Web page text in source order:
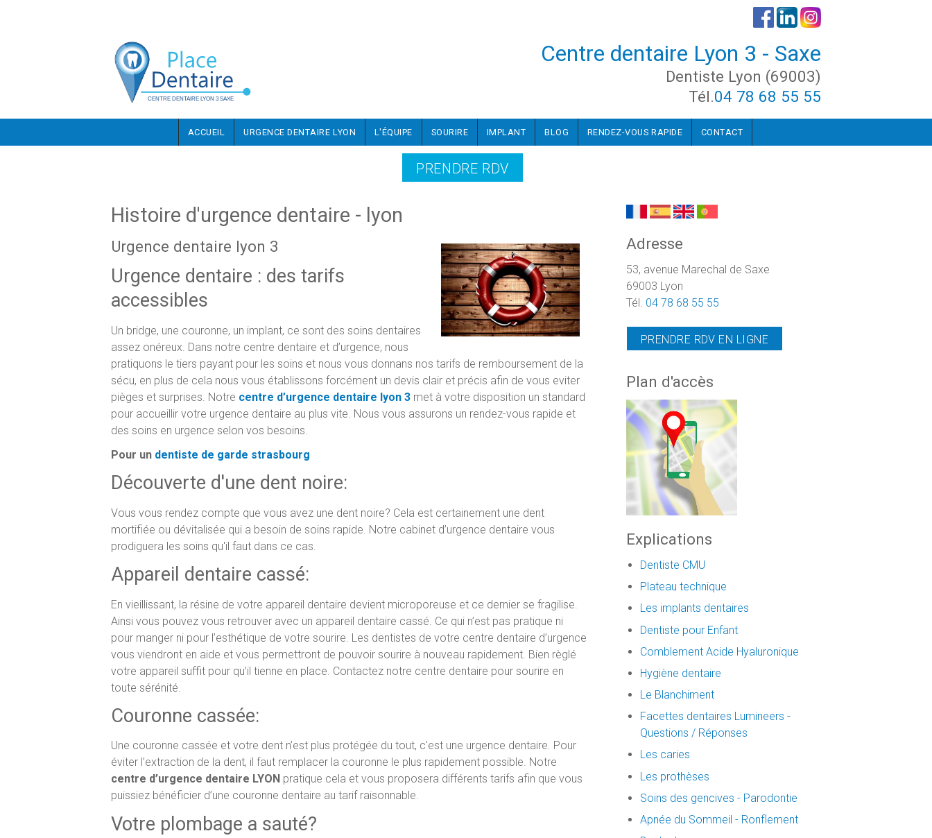
Centre dentaire Lyon 3 - Saxe
Dentiste Lyon (69003)
Tél.04 78 68 55 55
ACCUEIL URGENCE DENTAIRE LYON L'ÉQUIPE SOURIRE IMPLANT BLOG RENDEZ-VOUS RAPIDE CONTACT
PRENDRE RDV
Histoire d'urgence dentaire - lyon
Urgence dentaire lyon 3
Urgence dentaire : des tarifs
accessibles
Un bridge, une couronne, un implant, ce sont des soins dentaires
assez onéreux. Dans notre centre dentaire et d’urgence, nous
pratiquons le tiers payant pour les soins et nous vous donnans nos tarifs de remboursement de la
sécu, en plus de cela nous vous établissons forcément un devis clair et précis afin de vous eviter
pièges et surprises. Notre centre d’urgence dentaire lyon 3 met à votre disposition un standard
pour accueillir votre urgence dentaire au plus vite. Nous vous assurons un rendez-vous rapide et
des soins en urgence selon vos besoins.
Pour un dentiste de garde strasbourg
Découverte d'une dent noire:
Vous vous rendez compte que vous avez une dent noire? Cela est certainement une dent
mortifiée ou dévitalisée qui a besoin de soins rapide. Notre cabinet d’urgence dentaire vous
prodiguera les soins qu'il faut dans ce cas.
Appareil dentaire cassé:
En vieillissant, la résine de votre appareil dentaire devient microporeuse et ce dernier se fragilise.
Ainsi vous pouvez vous retrouver avec un appareil dentaire cassé. Ce qui n’est pas pratique ni
pour manger ni pour l’esthétique de votre sourire. Les dentistes de votre centre dentaire d’urgence
vous viendront en aide et vous permettront de pouvoir sourire à nouveau rapidement. Bien règlé
votre appareil suffit pour qu’il tienne en place. Contactez notre centre dentaire pour sourire en
toute sérénité.
Couronne cassée:
Une couronne cassée et votre dent n’est plus protégée du tout, c'est une urgence dentaire. Pour
éviter l’extraction de la dent, il faut remplacer la couronne le plus rapidement possible. Notre
centre d’urgence dentaire LYON pratique cela et vous proposera différents tarifs afin que vous
puissiez bénéficier d’une couronne dentaire au tarif raisonnable.
Votre plombage a sauté?
Adresse
53, avenue Marechal de Saxe
69003 Lyon
Tél. 04 78 68 55 55
PRENDRE RDV EN LIGNE
Plan d'accès
Explications
Dentiste CMU
Plateau technique
Les implants dentaires
Dentiste pour Enfant
Comblement Acide Hyaluronique
Hygiène dentaire
Le Blanchiment
Facettes dentaires Lumineers -
Questions / Réponses
Les caries
Les prothèses
Soins des gencives - Parodontie
Apnée du Sommeil - Ronflement